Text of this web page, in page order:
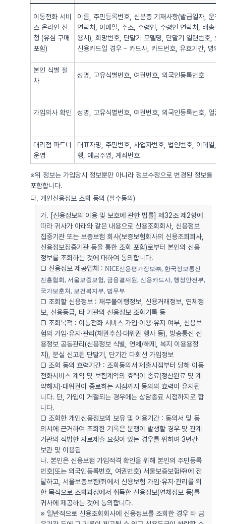
이동전화 서비
스 온라인 신
청 (유심 구매
포함)
이름, 주민등록번호, 신분증 기재사항(발급일자, 운전
연락처, 이메일, 주소, 수령인, 수령인 연락처, 배송주
용시), 희망번호, 단말기 모델명, 단말기 일련번호, 요
신용카드일 경우 – 카드사, 카드번호, 유효기간, 명의
본인 식별 절
차
성명, 고유식별번호, 여권번호, 외국인등록번호
가입의사 확인 성명, 고유식별번호, 여권번호, 외국인등록번호, 얼굴
대리점 파트너
운영
대표자명, 주민번호, 사업자번호, 법인번호, 이메일,
행, 예금주명, 계좌번호
※위 정보는 가입당시 정보뿐만 아니라 정보수정으로 변경된 정보를
포함합니다.
다. 개인신용정보 조회 동의 (필수동의)
가. [신용정보의 이용 및 보호에 관한 법률] 제32조 제2항에
따라 귀사가 아래와 같은 내용으로 신용조회회사, 신용정보
집중기관 또는 보증보험 회사(보증보험회사의 신용조회회사,
신용정보집중기관 등을 통한 조회 포함)로부터 본인의 신용
정보를 조회하는 것에 대하여 동의합니다.
□ 신용정보 제공업체 :NICE신용평가정보㈜, 한국정보통신
진흥협회, 서울보증보험, 금융결재원, 신용카드사, 행정안전부,
국가보훈처, 보건복지부, 법무부
□ 조회할 신용정보 : 채무불이행정보, 신용거래정보, 연체정
보, 신용등급, 타 기관의 신용정보 조회기록 등
□ 조회목적 : 이동전화 서비스 가입·이용·유지 여부, 신용보
험의 가입·유지·관리(채권추심·대위권 행사 등), 방송통신 신
용정보 공동관리(신용정보 식별, 연체/해제, 복지 이용용정
지), 분실 신고된 단말기, 단기간 다회선 가입정보
□ 조회 동의 효력기간 : 조회동의서 제출시점부터 당해 이동
전화서비스 계약 및 보험계약의 효력이 종료(정산완료 및 계
약해지)·대위권이 종료하는 시점까지 동의의 효력이 유지됩
니다. 단, 가입이 거절되는 경우에는 상담종료 시점까지로 합
니다.
□ 조회한 개인신용정보의 보유 및 이용기간 : 동의서 및 동
의서에 근거하여 조회한 기록은 분쟁이 발생할 경우 및 관계
기관의 적법한 자료제출 요청이 있는 경우를 위하여 3년간
보관 및 이용됨
나. 본인은 신용보험 가입적격 확인을 위해 본인의 주민등록
번호(또는 외국인등록번호, 여권번호) 서울보증보험㈜에 전
달하고, 서울보증보험㈜에서 신용보험 가입·유지·관리를 위
한 목적으로 조회과정에서 취득한 신용정보(연체정보 등)를
귀사에 제공하는 것에 동의합니다.
※ 일반적으로 신용조회회사에 신용정보를 조회한 경우 타 금